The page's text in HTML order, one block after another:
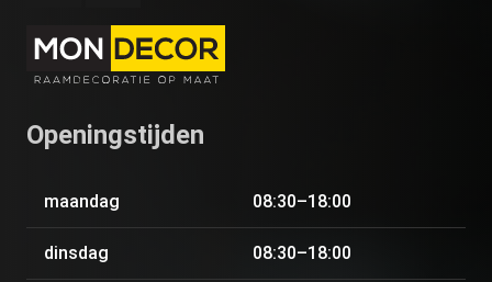
Openingstijden
maandag 08:30–18:00
dinsdag 08:30–18:00